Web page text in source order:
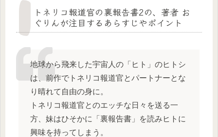
トネリコ報道官の裏報告書2の、著者 お
ぐりんが注目するあらすじやポイント
地球から飛来した宇宙人の「ヒト」のヒトシ
は、前作でトネリコ報道官とパートナーとな
り晴れて自由の身に。
トネリコ報道官とのエッチな日々を送る一
方、妹はひそかに「裏報告書」を読みヒトに
興味を持ってしまう。